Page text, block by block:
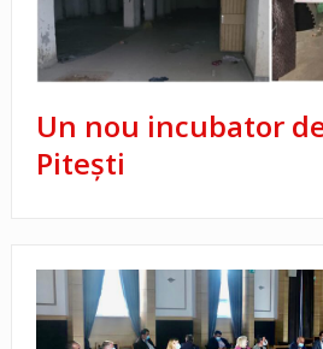
Un nou incubator
Pitești